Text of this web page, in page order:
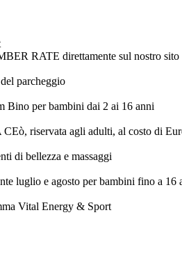
RATE direttamente sul nostro
parcheggio
Bino per bambini dai 2 ai 16 anni
CEò, riservata agli adulti, al costo di
di bellezza e massaggi
luglio e agosto per bambini fino a 16
Vital Energy & Sport